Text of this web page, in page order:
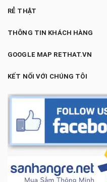
RẺ THẬT
THÔNG TIN KHÁCH HÀNG
GOOGLE MAP RETHAT.VN
KẾT NỐI VỚI CHÚNG TÔI